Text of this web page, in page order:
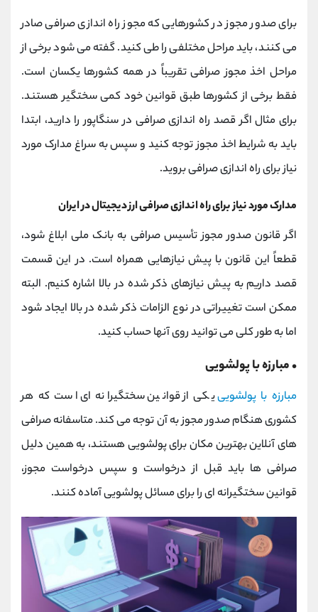
برای صدور مجوز در کشورهایی که مجوز راه اندازی صرافی صادر
می کنند، باید مراحل مختلفی را طی کنید. گفته می شود برخی از
مراحل اخذ مجوز صرافی تقریباً در همه کشورها یکسان است.
فقط برخی از کشورها طبق قوانین خود کمی سختگیر هستند.
برای مثال اگر قصد راه اندازی صرافی در سنگاپور را دارید، ابتدا
باید به شرایط اخذ مجوز توجه کنید و سپس به سراغ مدارک مورد
نیاز برای راه اندازی صرافی بروید.
مدارک مورد نیاز برای راه اندازی صرافی ارز دیجیتال در ایران
اگر قانون صدور مجوز تأسیس صرافی به بانک ملی ابلاغ شود،
قطعاً این قانون با پیش نیازهایی همراه است. در این قسمت
قصد داریم به پیش نیازهای ذکر شده در بالا اشاره کنیم. البته
ممکن است تغییراتی در نوع الزامات ذکر شده در بالا ایجاد شود
اما به طور کلی می توانید روی آنها حساب کنید.
• مبارزه با پولشویی
مبارزه با پولشویییکی از قوانین سختگیرانه ای است که هر
کشوری هنگام صدور مجوز به آن توجه می کند. متاسفانه صرافی
های آنلاین بهترین مکان برای پولشویی هستند، به همین دلیل
صرافی ها باید قبل از درخواست و سپس درخواست مجوز،
قوانین سختگیرانه ای را برای مسائل پولشویی آماده کنند.